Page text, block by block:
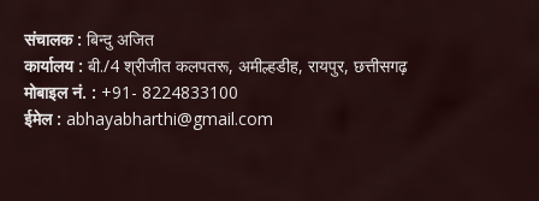
संचालक : बिन्दु अजित
कार्यालय : बी./4 श्रीजीत कलपतरू, अमील्हडीह, रायपुर, छत्तीसगढ़
मोबाइल नं. : +91- 8224833100
ईमेल : abhayabharthi@gmail.com